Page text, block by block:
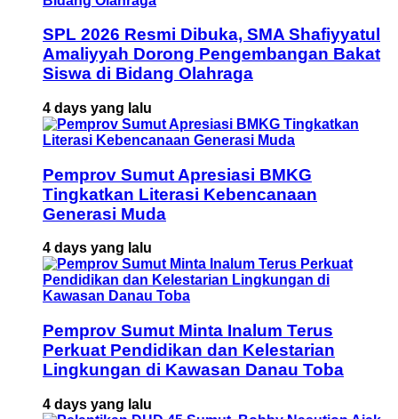
SPL 2026 Resmi Dibuka, SMA Shafiyyatul
Amaliyyah Dorong Pengembangan Bakat
Siswa di Bidang Olahraga
4 days yang lalu
Pemprov Sumut Apresiasi BMKG
Tingkatkan Literasi Kebencanaan
Generasi Muda
4 days yang lalu
Pemprov Sumut Minta Inalum Terus
Perkuat Pendidikan dan Kelestarian
Lingkungan di Kawasan Danau Toba
4 days yang lalu